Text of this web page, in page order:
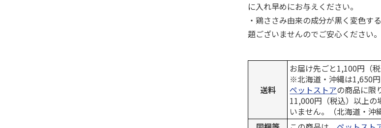
に入れ早めにお与えください。
・鶏ささみ由来の成分が黒く変色す
題ございませんのでご安心ください。
送料
お届け先ごと1,100円（税
※北海道・沖縄は1,650円
ペットストアの商品に限
11,000円（税込）以上の
いません。（北海道・沖